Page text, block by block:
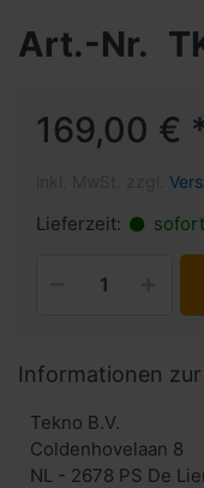
Art.-Nr.
169,00 €
Lieferzeit:
Informationen
Tekno B.V.
Coldenhovelaan 8
NL - 2678 PS De